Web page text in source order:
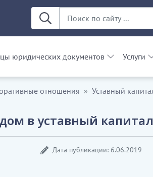
юридических документов Услуги
отношения Уставный
в уставный
Дата публикации: 6.06.2019